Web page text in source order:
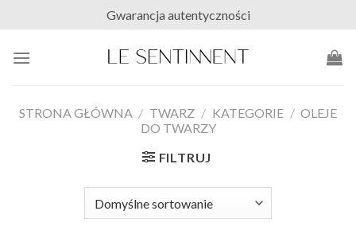
content
Gwarancja autentyczności
STRONA GŁÓWNA / TWARZ / KATEGORIE / OLEJE
DO TWARZY
FILTRUJ